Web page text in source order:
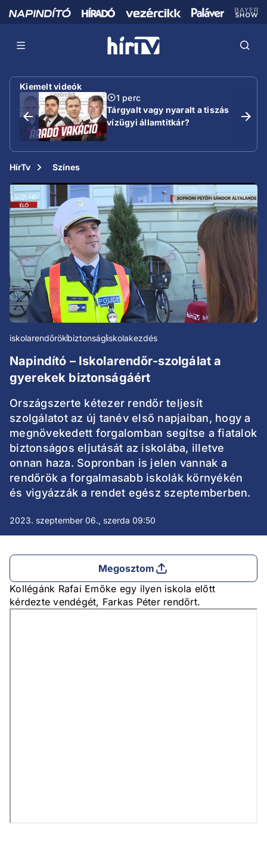
Kiemelt videók
1 perc
Tárgyalt vagy nyaralt a tiszás
vízügyi államtitkár?
HírTv Színes
iskolarendőrökbiztonságiskolakezdés
Napindító – Iskolarendőr-szolgálat a
gyerekek biztonságáért
Országszerte kétezer rendőr teljesít
szolgálatot az új tanév első napjaiban, hogy a
megnövekedett forgalomban segítse a fiatalok
biztonságos eljutását az iskolába, illetve
onnan haza. Sopronban is jelen vannak a
rendőrök a forgalmasabb iskolák környékén
és vigyázzák a rendet egész szeptemberben.
2023. szeptember 06., szerda 09:50
Megosztom
Kollégánk Rafai Emőke egy ilyen iskola előtt
kérdezte vendégét, Farkas Péter rendőrt.